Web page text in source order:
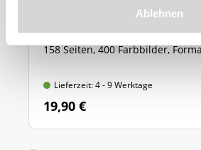
Ablehnen
414 Pflanzenportraits in Wort
158 Seiten, 400 Farbbilder,
Lieferzeit: 4 - 9 Werktage
19,90 €